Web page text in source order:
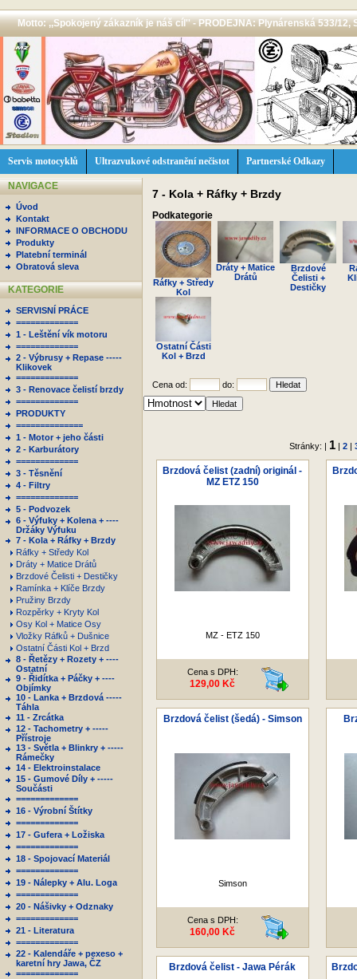
Motto: ,,Spokojený zákazník je náš cíl'' - PRODEJNA: Plynárenská 533/12,
Servis motocyklů Ultrazvukové odstranění nečistot Partnerské Odkazy
NAVIGACE
Úvod
Kontakt
INFORMACE O OBCHODU
Produkty
Platební terminál
Obratová sleva
KATEGORIE
SERVISNÍ PRÁCE
=============
1 - Leštění vík motoru
=============
2 - Výbrusy + Repase -----
Klikovek
=============
3 - Renovace čelistí brzdy
=============
PRODUKTY
==============
1 - Motor + jeho části
2 - Karburátory
=============
3 - Těsnění
4 - Filtry
=============
5 - Podvozek
6 - Výfuky + Kolena + ----
Držáky Výfuku
7 - Kola + Ráfky + Brzdy
Ráfky + Středy Kol
Dráty + Matice Drátů
Brzdové Čelisti + Destičky
Ramínka + Klíče Brzdy
Pružiny Brzdy
Rozpěrky + Kryty Kol
Osy Kol + Matice Osy
Vložky Ráfků + Dušnice
Ostatní Části Kol + Brzd
8 - Řetězy + Rozety + ----
Ostatní
9 - Řidítka + Páčky + ----
Objímky
10 - Lanka + Brzdová -----
Táhla
11 - Zrcátka
12 - Tachometry + -----
Přístroje
13 - Světla + Blinkry + -----
Rámečky
14 - Elektroinstalace
15 - Gumové Díly + -----
Součásti
=============
16 - Výrobní Štítky
=============
17 - Gufera + Ložiska
=============
18 - Spojovací Materiál
=============
19 - Nálepky + Alu. Loga
=============
20 - Nášivky + Odznaky
=============
21 - Literatura
=============
22 - Kalendáře + pexeso +
karetní hry Jawa, ČZ
=============
7 - Kola + Ráfky + Brzdy
Podkategorie
Ráfky + Středy
Kol
Dráty + Matice
Drátů
Brzdové
Čelisti +
Destičky
Ostatní Části
Kol + Brzd
Cena od: do:
Stránky: | 1| 2|
Brzdová čelist (zadní) originál -
MZ ETZ 150
MZ - ETZ 150
Cena s DPH:
129,00 Kč
Brzdová čelist (šedá) - Simson
Simson
Cena s DPH:
160,00 Kč
Brzdová čelist - Jawa Pérák